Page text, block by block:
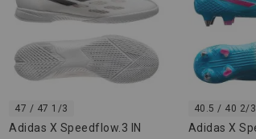
47 / 47 1/3
Adidas X Speedflow.3 IN
40.5 / 40 2/3
Adidas X